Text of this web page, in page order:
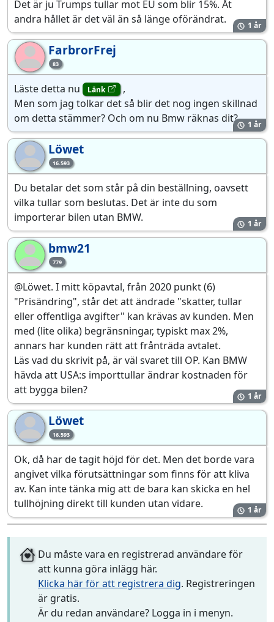
Det är ju Trumps tullar mot EU som blir 15%. Åt
andra hållet är det väl än så länge oförändrat.
1 år
Fa 83
FarbrorFrej
Läste detta nu Länk
,
Men som jag tolkar det så blir det nog ingen skillnad
om detta stämmer? Och om nu Bmw räknas dit?
1 år
Lö 16.593
Löwet
Du betalar det som står på din beställning, oavsett
vilka tullar som beslutas. Det är inte du som
importerar bilen utan BMW.
1 år
bm 779
bmw21
@Löwet. I mitt köpavtal, från 2020 punkt (6)
"Prisändring", står det att ändrade "skatter, tullar
eller offentliga avgifter" kan krävas av kunden. Men
med (lite olika) begränsningar, typiskt max 2%,
annars har kunden rätt att frånträda avtalet.
Läs vad du skrivit på, är väl svaret till OP. Kan BMW
hävda att USA:s importtullar ändrar kostnaden för
att bygga bilen?
1 år
Lö 16.593
Löwet
Ok, då har de tagit höjd för det. Men det borde vara
angivet vilka förutsättningar som finns för att kliva
av. Kan inte tänka mig att de bara kan skicka en hel
tullhöjning direkt till kunden utan vidare.
1 år
Du måste vara en registrerad användare för
att kunna göra inlägg här.
Klicka här för att registrera dig. Registreringen
är gratis.
Är du redan användare? Logga in i menyn.